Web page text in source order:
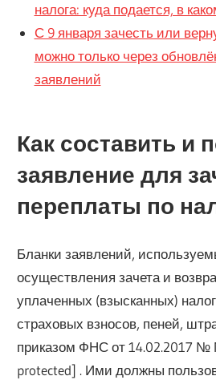
налога: куда подается, в
С 9 января зачесть или
можно только через
заявлений
Как составить и
заявление для
переплаты по
Бланки заявлений,
осуществления зачета и
уплаченных (взысканных)
страховых взносов, пеней,
приказом ФНС от 14.02.2017
protected] . Ими должны